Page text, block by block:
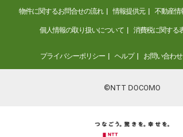
物件に関するお問合せの流れ 情報提供元 不動産情
個人情報の取り扱いについて 消費税に関する
プライバシーポリシー ヘルプ お問い合わせ
©NTT DOCOMO